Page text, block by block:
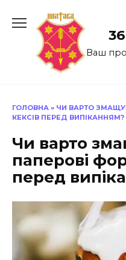
до
Ваш
ГОЛОВНА » ЧИ ВАРТО
КЕКСІВ ПЕРЕД ВИПІКАННЯМ?
Чи варто
паперові
перед